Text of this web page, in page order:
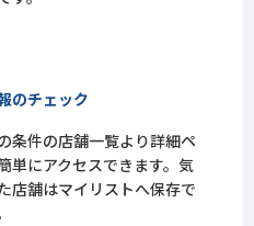
のチェック
条件の店舗一覧より詳細ペ
単にアクセスできます。気
店舗はマイリストへ保存で